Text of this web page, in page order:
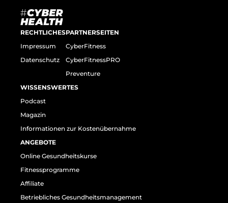
RECHTLICHES
Impressum
Datenschutz
PARTNERSEITEN
CyberFitness
CyberFitnessPRO
Preventure
WISSENSWERTES
Podcast
Magazin
Informationen zur Kostenübernahme
ANGEBOTE
Online Gesundheitskurse
Fitnessprogramme
Affiliate
Betriebliches Gesundheitsmanagement